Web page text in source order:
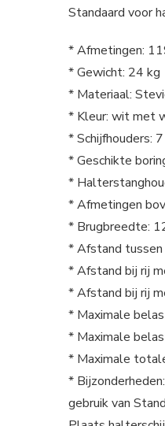
Standaard voor
* Afmetingen:
* Gewicht: 24 kg
* Materiaal:
* Kleur: wit met
* Schijfhouders:
* Geschikte
*
* Afmetingen
* Brugbreedte:
* Afstand tussen
* Afstand bij rij
* Afstand bij rij
* Maximale
* Maximale
* Maximale
*
gebruik van